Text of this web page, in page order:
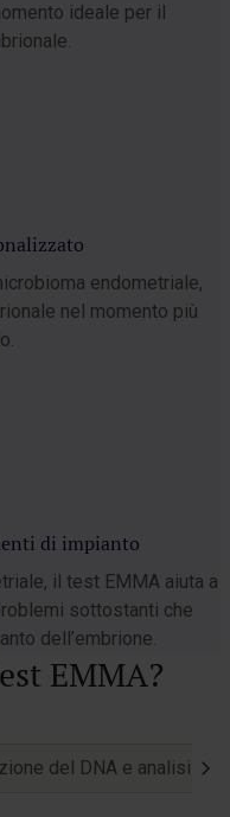
ideale per il
endometriale,
nel momento più
di impianto
il test EMMA aiuta a
sottostanti che
dell’embrione.
EMMA?
del DNA e analisi